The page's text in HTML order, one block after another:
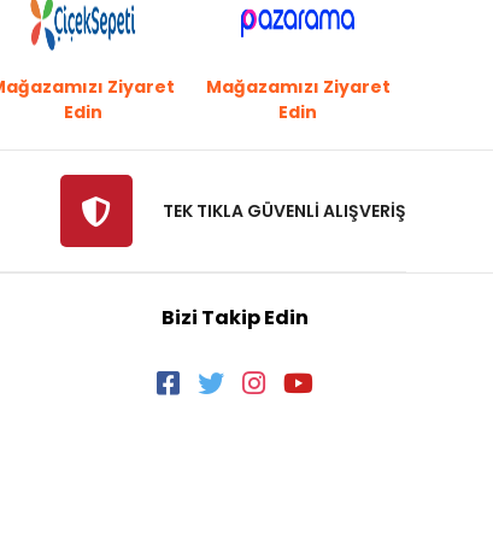
Ziyaret
Edin
Mağazamızı Ziyaret
Edin
TEK TIKLA GÜVENLİ ALIŞVERİŞ
Bizi Takip Edin